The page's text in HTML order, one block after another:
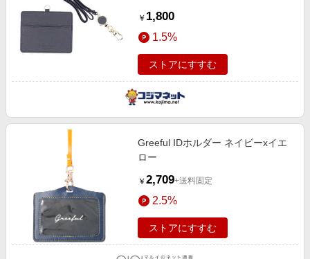
￥ 1,800
1.5%
ストアにすすむ
Greeful IDホルダー ネイビーxイエ
ロー
￥ 2,709+送料固定
2.5%
ストアにすすむ